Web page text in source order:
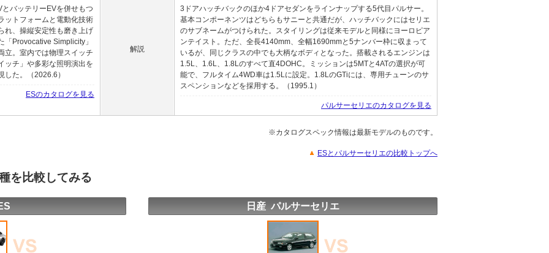
バッテリーEVを併せもつ
ットフォームと電動化技術
れ、操縦安定性も磨き上げ
Provocative Simplicity」
立。室内では物理スイッチ
ッチ」や多彩な照明演出を
た。（2026.6）
ESのカタログを見る
解説
3ドアハッチバックのほか4ドアセダンをラインナップする5代目パルサー。
基本コンポーネンツはどちらもサニーと共通だが、ハッチバックにはセリエ
のサブネームがつけられた。スタイリングは従来モデルと同様にヨーロピア
ンテイスト。ただ、全長4140mm、全幅1690mmと5ナンバー枠に収まって
いるが、同じクラスの中でも大柄なボディとなった。搭載されるエンジンは
1.5L、1.6L、1.8Lのすべて直4DOHC。ミッションは5MTと4ATの選択が可
能で、フルタイム4WD車は1.5Lに設定。1.8LのGTiには、専用チューンのサ
スペンションなどを採用する。（1995.1）
パルサーセリエのカタログを見る
※カタログスペック情報は最新モデルのものです。
ESとパルサーセリエの比較トップへ
を比較してみる
日産 パルサーセリエ